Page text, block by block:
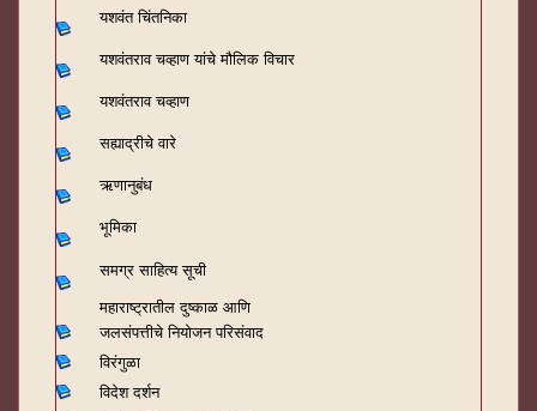
यशवंत चिंतनिका
यशवंतराव चव्हाण यांचे मौलिक विचार
यशवंतराव चव्हाण
सह्याद्रीचे वारे
ऋणानुबंध
भूमिका
समग्र साहित्य सूची
महाराष्ट्रातील दुष्काळ आणि
जलसंपत्तीचे नियोजन परिसंवाद
विरंगुळा
विदेश दर्शन